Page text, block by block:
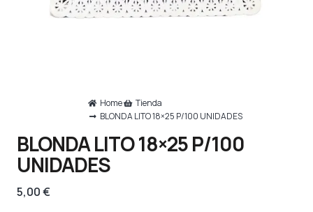
Home
Tienda
BLONDA LITO 18×25 P/100 UNIDADES
BLONDA LITO 18×25 P/100
UNIDADES
5,00€